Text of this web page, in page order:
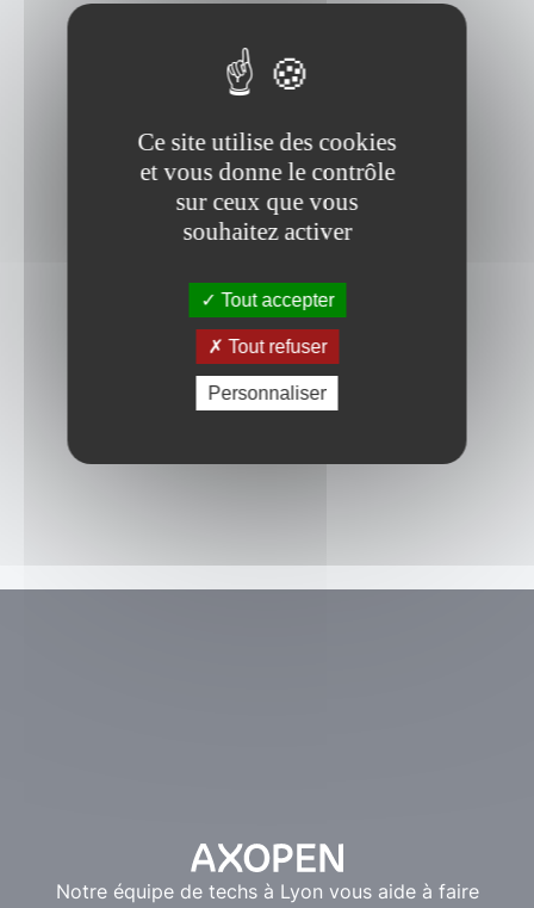
Notre équipe de techs à Lyon vous aide à faire
Ce site utilise des cookies
et vous donne le contrôle
sur ceux que vous
souhaitez activer
Tout accepter
Tout refuser
Personnaliser